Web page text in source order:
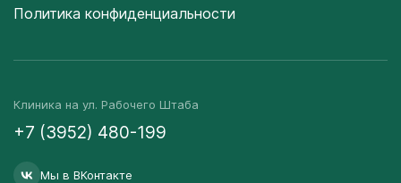
Политика конфиденциальности
Клиника на ул. Рабочего Штаба
+7 (3952) 480-199
Мы в ВКонтакте